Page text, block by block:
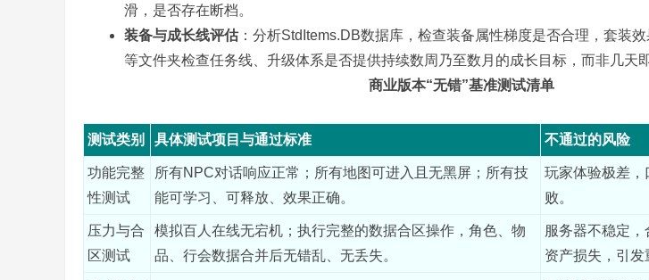
滑，是否存在断档。
装备与成长线评估：分析StdItems.DB数据库，检查装备属性梯度是否合理，套装
等文件夹检查任务线、升级体系是否提供持续数周乃至数月的成长目标，而非几天
商业版本“无错”基准测试清单
测试类别 具体测试项目与通过标准 不通过的风险
功能完整
性测试
所有NPC对话响应正常；所有地图可进入且无黑屏；所有技
能可学习、可释放、效果正确。
玩家体验极差，
败。
压力与合
区测试
模拟百人在线无宕机；执行完整的数据合区操作，角色、物
品、行会数据合并后无错乱、无丢失。
服务器不稳定
资产损失，引发